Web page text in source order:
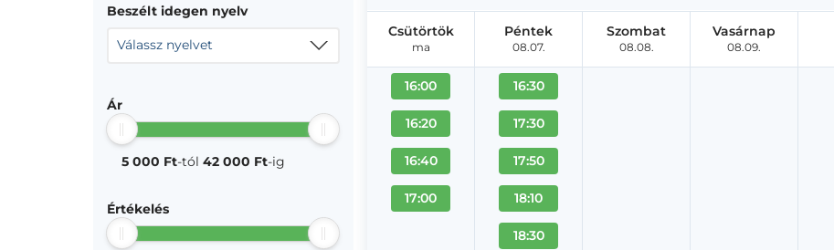
Beszélt idegen nyelv
Válassz nyelvet
Ár
5 000 Ft-tól 42 000 Ft-ig
Értékelés
Csütörtök
ma
16:00
16:20
16:40
17:00
Péntek
08.07.
16:30
17:30
17:50
18:10
18:30
Szombat
08.08.
Vasárnap
08.09.